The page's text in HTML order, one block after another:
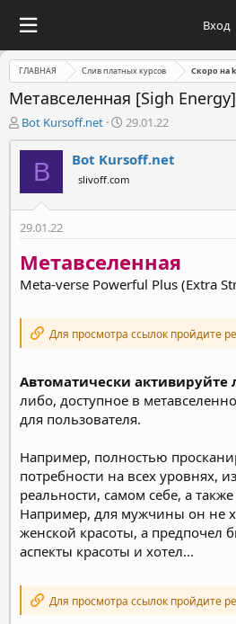
Вход
ГЛАВНАЯ Слив платных курсов Скоро на
Метавселенная [Sigh Energy]
А
в
т
м
Bot Kursoff.net
Д
а
т
а
н
а
а
29.01.22
B Bot Kursoff.net
slivoff.com
29.01.22
Метавселенная
Meta-verse Powerful Plus (Extra
Для просмотра ссылок пройдите
Автоматически
либо, доступное в
для пользователя.
Например, полностью
потребности на всех уровнях,
реальности, самом себе, а
Например, для мужчины он не
женской красоты, а предпочел
аспекты красоты и хотел...
Для просмотра ссылок пройдите